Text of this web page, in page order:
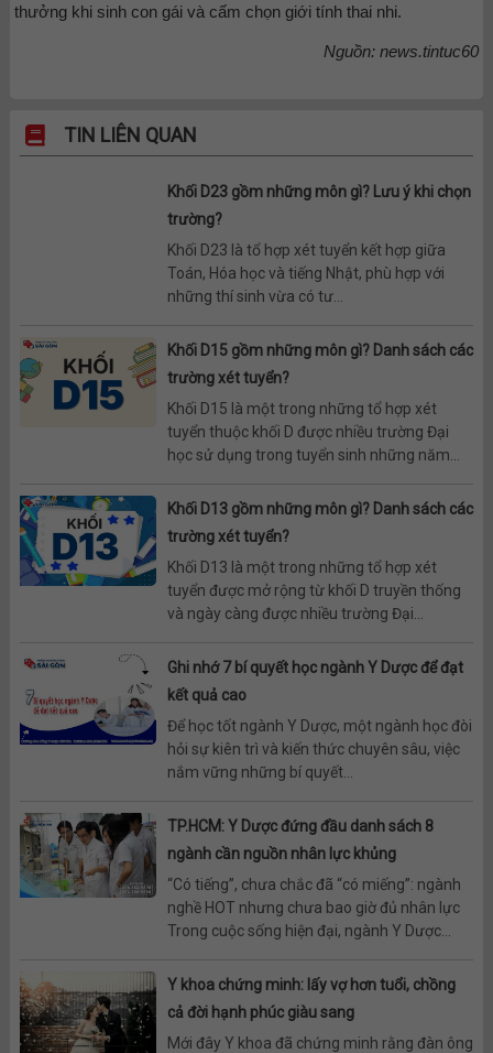
thưởng khi sinh con gái và cấm chọn giới tính thai nhi.
Nguồn: news.tintuc60
TIN LIÊN QUAN
Khối D23 gồm những môn gì? Lưu ý khi chọn
trường?
Khối D23 là tổ hợp xét tuyển kết hợp giữa
Toán, Hóa học và tiếng Nhật, phù hợp với
những thí sinh vừa có tư...
Khối D15 gồm những môn gì? Danh sách các
trường xét tuyển?
Khối D15 là một trong những tổ hợp xét
tuyển thuộc khối D được nhiều trường Đại
học sử dụng trong tuyển sinh những năm...
Khối D13 gồm những môn gì? Danh sách các
trường xét tuyển?
Khối D13 là một trong những tổ hợp xét
tuyển được mở rộng từ khối D truyền thống
và ngày càng được nhiều trường Đại...
Ghi nhớ 7 bí quyết học ngành Y Dược để đạt
kết quả cao
Để học tốt ngành Y Dược, một ngành học đòi
hỏi sự kiên trì và kiến thức chuyên sâu, việc
nắm vững những bí quyết...
TP.HCM: Y Dược đứng đầu danh sách 8
ngành cần nguồn nhân lực khủng
“Có tiếng”, chưa chắc đã “có miếng”: ngành
nghề HOT nhưng chưa bao giờ đủ nhân lực
Trong cuộc sống hiện đại, ngành Y Dược...
Y khoa chứng minh: lấy vợ hơn tuổi, chồng
cả đời hạnh phúc giàu sang
Mới đây Y khoa đã chứng minh rằng đàn ông